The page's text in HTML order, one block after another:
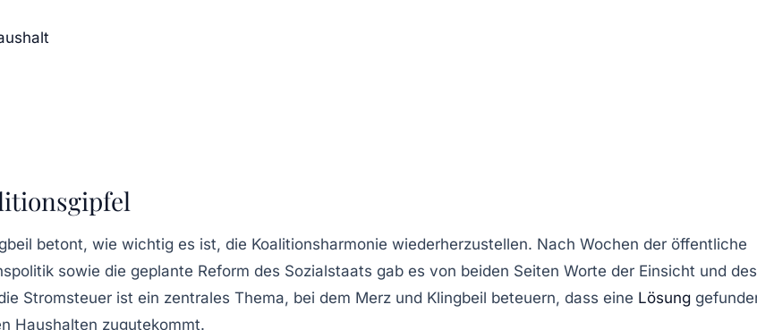
betont, wie wichtig es ist, die Koalitionsharmonie wiederherzustellen. Nach Wochen der öffentliche
sowie die geplante Reform des Sozialstaats gab es von beiden Seiten Worte der Einsicht und des
Stromsteuer ist ein zentrales Thema, bei dem Merz und Klingbeil beteuern, dass eine Lösung
Haushalten zugutekommt.